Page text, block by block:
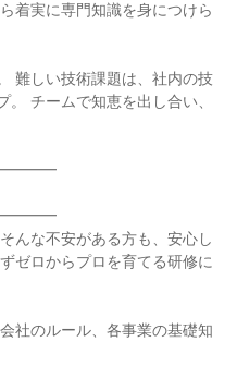
着実に専門知識を身につけら
難しい技術課題は、社内の技
チームで知恵を出し合い、
んな不安がある方も、安心し
ゼロからプロを育てる研修に
社のルール、各事業の基礎知